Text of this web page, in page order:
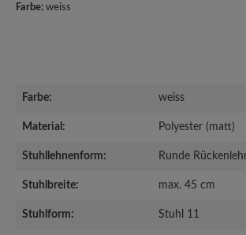
Farbe: weiss
Farbe: weiss
Material: Polyester (matt)
Stuhllehnenform: Runde
Stuhlbreite: max. 45 cm
Stuhlform: Stuhl 11